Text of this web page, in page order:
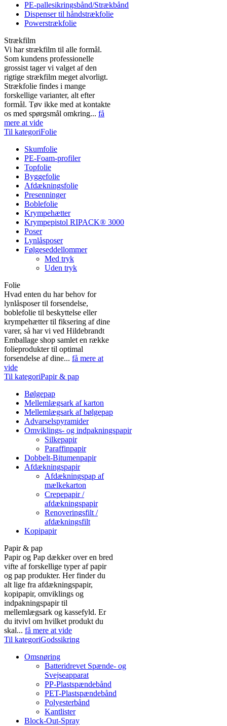
PE-pallesikringsbånd/Strækbånd
Dispenser til håndstrækfolie
Powerstrækfolie
Strækfilm
Vi har strækfilm til alle formål.
Som kundens professionelle
grossist tager vi valget af den
rigtige strækfilm meget alvorligt.
Strækfolie findes i mange
forskellige varianter, alt efter
formål. Tøv ikke med at kontakte
os med spørgsmål omkring... få
mere at vide
Til kategoriFolie
Skumfolie
PE-Foam-profiler
Topfolie
Byggefolie
Afdækningsfolie
Presenninger
Boblefolie
Krympehætter
Krympepistol RIPACK® 3000
Poser
Lynlåsposer
Følgeseddellommer
Med tryk
Uden tryk
Folie
Hvad enten du har behov for
lynlåsposer til forsendelse,
boblefolie til beskyttelse eller
krympehætter til fiksering af dine
varer, så har vi ved Hildebrandt
Emballage shop samlet en række
folieprodukter til optimal
forsendelse af dine... få mere at
vide
Til kategoriPapir & pap
Bølgepap
Mellemlægsark af karton
Mellemlægsark af bølgepap
Advarselspyramider
Omviklings- og indpakningspapir
Silkepapir
Paraffinpapir
Dobbelt-Bitumenpapir
Afdækningspapir
Afdækningspap af
mælkekarton
Crepepapir /
afdækningspapir
Renoveringsfilt /
afdækningsfilt
Kopipapir
Papir & pap
Papir og Pap dækker over en bred
vifte af forskellige typer af papir
og pap produkter. Her finder du
alt lige fra afdækningspapir,
kopipapir, omviklings og
indpakningspapir til
mellemlægsark og kassefyld. Er
du itvivl om hvilket produkt du
skal... få mere at vide
Til kategoriGodssikring
Omsnøring
Batteridrevet Spænde- og
Svejseapparat
PP-Plastspændebånd
PET-Plastspændebånd
Polyesterbånd
Kantlister
Block-Out-Spray